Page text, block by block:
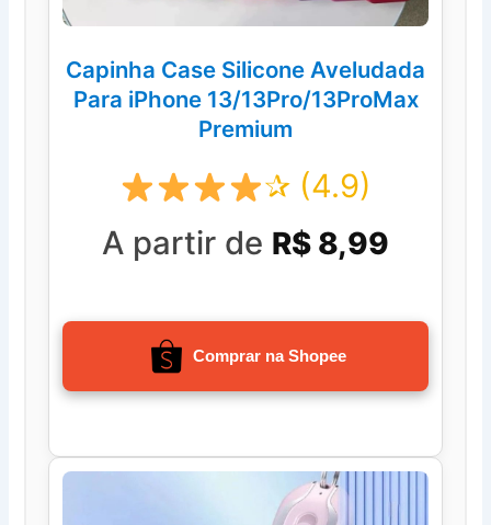
Capinha Case Silicone Aveludada
Para iPhone 13/13Pro/13ProMax
Premium
✰ (4.9)
A partir de R$ 8,99
Comprar na Shopee